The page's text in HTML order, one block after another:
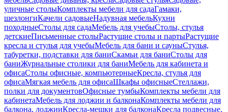
уличные столыКомплекты мебели для садаГамаки,
шезлонгиКачели садовыеНадувная мебельКухни
походныеСтолы для садаМебель для учебыСтолы, стулья
детскиеПисьменные столыРастущие столы и партыРастущие
кресла и стулья для учебыМебель для бани и сауныСтулья,
табуретки, подставки для баниСкамьи для баниСтолы для
баниЖурнальные столики для баниМебель для кабинета и
офисаСтолы офисные, компьютерныеКресла, стулья для
офисаМягкая мебель для офисаШкафы офисныеСтеллажи,
полки для документовОфисные тумбыКомплекты мебели для
кабинетаМебель для лоджии и балконаКомплекты мебели для
балкона, лоджииКресла-мешки для балконаКресла подвесные,